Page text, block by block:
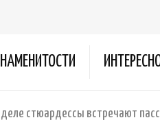
стюардессы встречают